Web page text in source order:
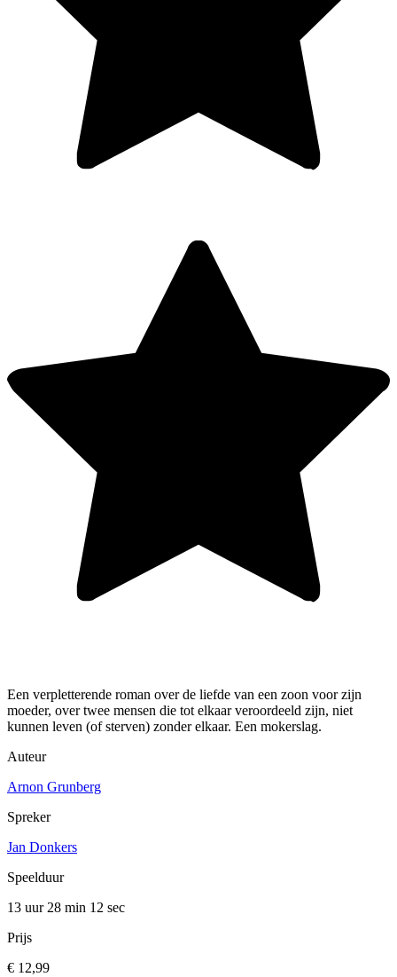
Een verpletterende roman over de liefde van een zoon voor zijn
moeder, over twee mensen die tot elkaar veroordeeld zijn, niet
kunnen leven (of sterven) zonder elkaar. Een mokerslag.
Auteur
Arnon Grunberg
Spreker
Jan Donkers
Speelduur
13 uur 28 min 12 sec
Prijs
€ 12,99